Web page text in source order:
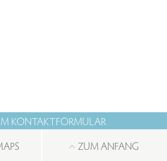
KONTAKTFORMULAR
ZUM ANFANG